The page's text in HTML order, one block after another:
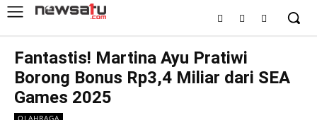
Fantastis! Martina Ayu Pratiwi
Borong Bonus Rp3,4 Miliar dari SEA
Games 2025
OLAHRAGA